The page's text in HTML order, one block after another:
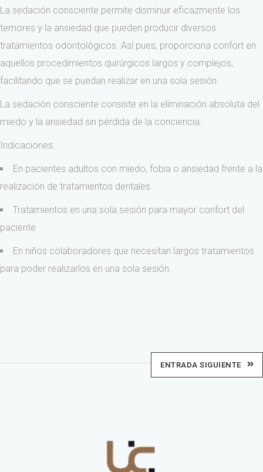
La sedación consciente permite disminuir eficazmente los
temores y la ansiedad que pueden producir diversos
tratamientos odontológicos. Así pues, proporciona confort en
aquellos procedimientos quirúrgicos largos y complejos,
facilitando que se puedan realizar en una sola sesión.
La sedación consciente consiste en la eliminación absoluta del
miedo y la ansiedad sin pérdida de la conciencia.
Indicaciones:
En pacientes adultos con miedo, fobia o ansiedad frente a la
realización de tratamientos dentales.
Tratamientos en una sola sesión para mayor confort del
paciente.
En niños colaboradores que necesitan largos tratamientos
para poder realizarlos en una sola sesión.
ENTRADA SIGUIENTE